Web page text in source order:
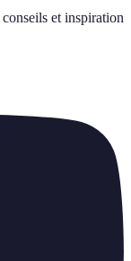
conseils et inspiration